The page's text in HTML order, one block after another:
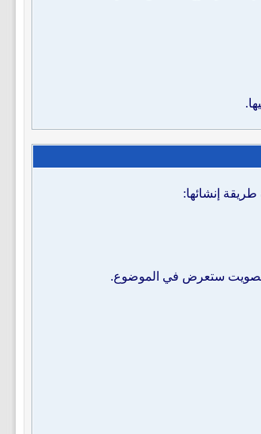
إنشائها:
التصويت ستعرض في الموضوع.